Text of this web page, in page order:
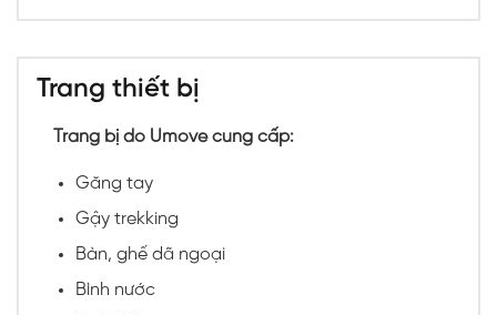
Trang thiết bị
Trang bị do Umove cung cấp:
Găng tay
Gậy trekking
Bàn, ghế dã ngoại
Bình nước